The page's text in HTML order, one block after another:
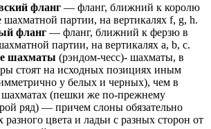
фланг — фланг, ближний к королю
шахматной партии, на вертикалях f, g, h.
фланг — фланг, ближний к ферзю в
партии, на вертикалях a, b, c.
шахматы (рэндом-чесс)- шахматы, в
стоят на исходных позициях иным
у белых и черных), чем в
шахматах (пешки же по-прежнему
ряд) — причем слоны обязательно
разного цвета и ладьи с разных сторон от